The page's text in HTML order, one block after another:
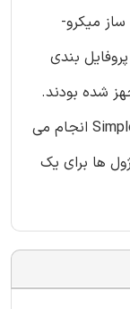
میکرو-
بندی
شده بودند.
سپس یک شبیه سازی با استفده ازSimplescalar انجام می
ها برای یک